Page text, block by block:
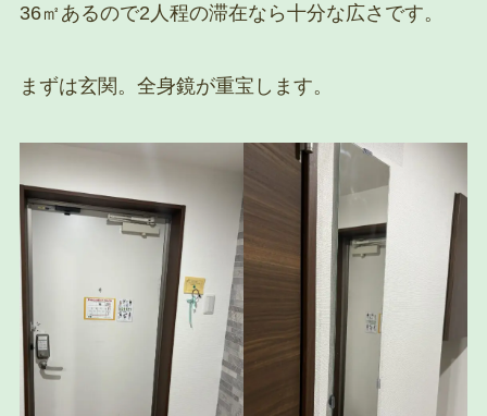
36㎡あるので2人程の滞在なら十分な広さです。
まずは玄関。全身鏡が重宝します。